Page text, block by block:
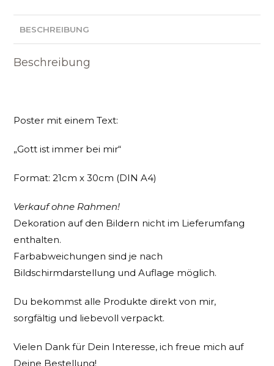
bei
mir
Menge
BESCHREIBUNG
Beschreibung
Poster mit einem Text:
„Gott ist immer bei mir“
Format: 21cm x 30cm (DIN A4)
Verkauf ohne Rahmen!
Dekoration auf den Bildern nicht im Lieferumfang
enthalten.
Farbabweichungen sind je nach
Bildschirmdarstellung und Auflage möglich.
Du bekommst alle Produkte direkt von mir,
sorgfältig und liebevoll verpackt.
Vielen Dank für Dein Interesse, ich freue mich auf
Deine Bestellung!